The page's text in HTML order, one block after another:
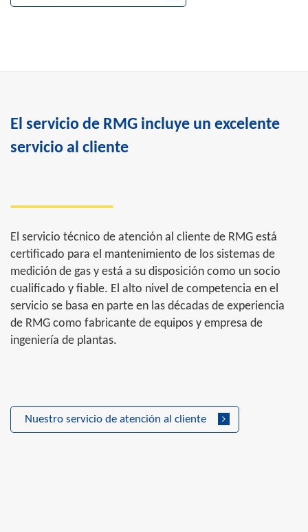
El servicio de RMG incluye un excelente
servicio al cliente
El servicio técnico de atención al cliente de RMG está
certificado para el mantenimiento de los sistemas de
medición de gas y está a su disposición como un socio
cualificado y fiable. El alto nivel de competencia en el
servicio se basa en parte en las décadas de experiencia
de RMG como fabricante de equipos y empresa de
ingeniería de plantas.
Nuestro servicio de atención al cliente